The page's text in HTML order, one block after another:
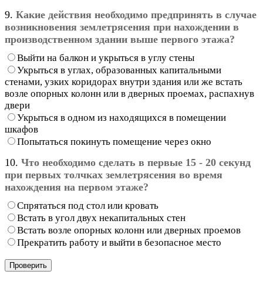
9. Какие действия необходимо предпринять в случае
возникновения землетрясения при нахождении в
производственном здании выше первого этажа?
Выйти на балкон и укрыться в углу стены
Укрыться в углах, образованных капитальными
стенами, узких коридорах внутри здания или же встать
возле опорных колонн или в дверных проемах, распахнув
двери
Укрыться в одном из находящихся в помещении
шкафов
Попытаться покинуть помещение через окно
10. Что необходимо сделать в первые 15 - 20 секунд
при первых толчках землетрясения во время
нахождения на первом этаже?
Спрятаться под стол или кровать
Встать в угол двух некапитальных стен
Встать возле опорных колонн или дверных проемов
Прекратить работу и выйти в безопасное место